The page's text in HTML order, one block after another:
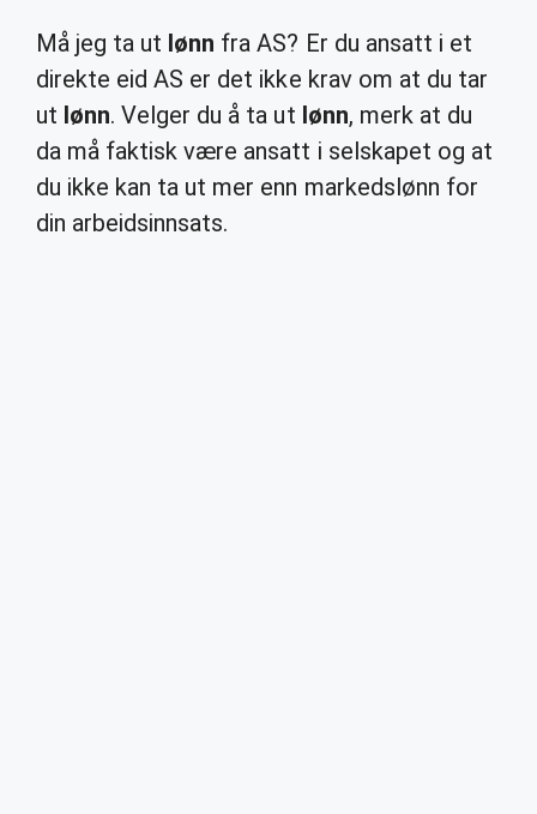
Må jeg ta ut lønn fra AS? Er du ansatt i et
direkte eid AS er det ikke krav om at du tar
ut lønn. Velger du å ta ut lønn, merk at du
da må faktisk være ansatt i selskapet og at
du ikke kan ta ut mer enn markedslønn for
din arbeidsinnsats.